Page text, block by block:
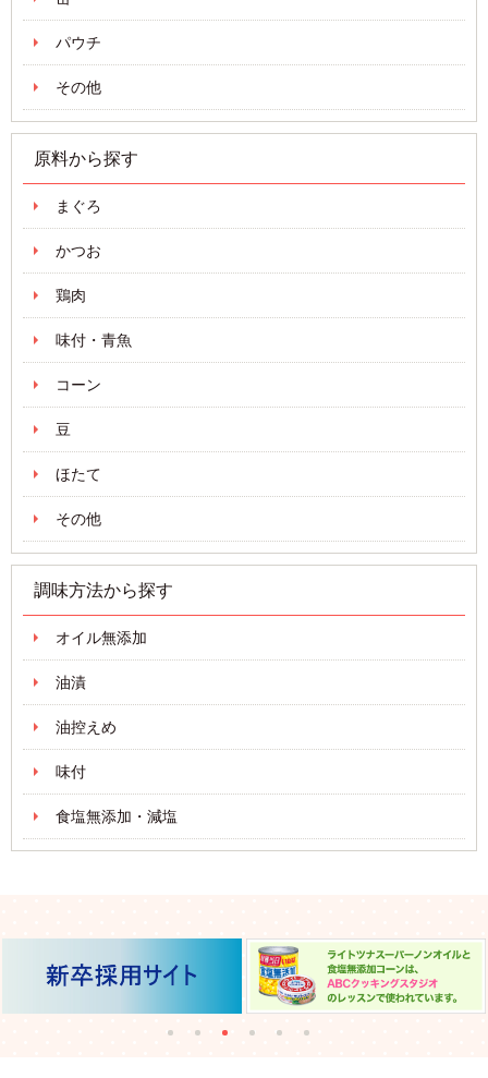
パウチ
その他
原料から探す
まぐろ
かつお
鶏肉
味付・青魚
コーン
豆
ほたて
その他
調味方法から探す
オイル無添加
油漬
油控えめ
味付
食塩無添加・減塩